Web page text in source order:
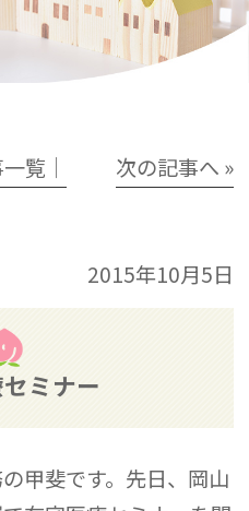
覧│ 次の記事へ »
2015年10月5日
ミナー
甲斐です。先日、岡山